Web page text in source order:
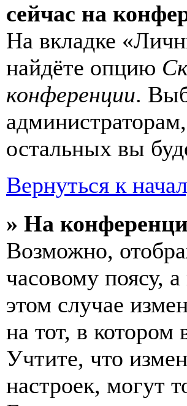
сейчас на
На вкладке
найдёте опцию
конференции.
остальных вы
Вернуться к
» На
Возможно,
часовому поясу,
этом случае
на тот, в
Учтите, что
настроек, могут